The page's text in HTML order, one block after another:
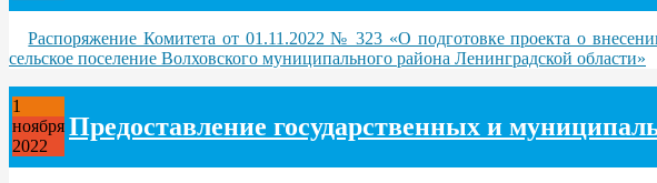
Распоряжение Комитета от 01.11.2022 № 323 «О подготовке проекта о
сельское поселение Волховского муниципального района Ленинградской области»
1
ноября
2022
Предоставление государственных и